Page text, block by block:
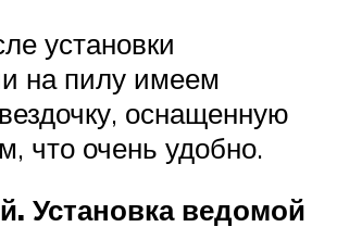
установки
на пилу имеем
оснащенную
что очень удобно.
Установка ведомой